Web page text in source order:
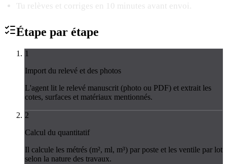
Tu relèves et corriges en 10 minutes avant envoi.
Étape par étape
1
Import du relevé et des photos
L'agent lit le relevé manuscrit (photo ou PDF) et extrait les
cotes, surfaces et matériaux mentionnés.
2
Calcul du quantitatif
Il calcule les métrés (m², ml, m³) par poste et les ventile par lot
selon la nature des travaux.